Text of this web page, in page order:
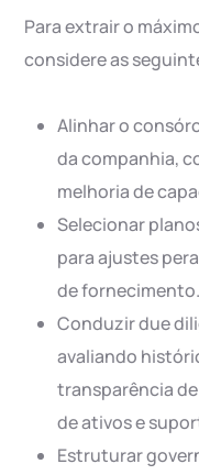
Para extrair o
considere as
Alinhar o
da companhia,
melhoria de
Selecionar
para ajustes
de fornecimento.
Conduzir due
avaliando
transparência
de ativos e
Estruturar